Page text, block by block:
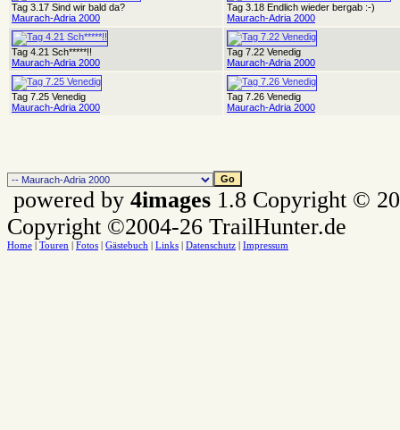
Tag 3.17 Sind wir bald da?
Maurach-Adria 2000
Tag 3.18 Endlich wieder bergab :-)
Maurach-Adria 2000
Tag 4.21 Sch*****!!
Maurach-Adria 2000
Tag 7.22 Venedig
Maurach-Adria 2000
Tag 7.25 Venedig
Maurach-Adria 2000
Tag 7.26 Venedig
Maurach-Adria 2000
powered by 4images 1.8 Copyright ©
Copyright ©2004-26 TrailHunter.de
Home Touren Fotos Gästebuch Links Datenschutz Impressum